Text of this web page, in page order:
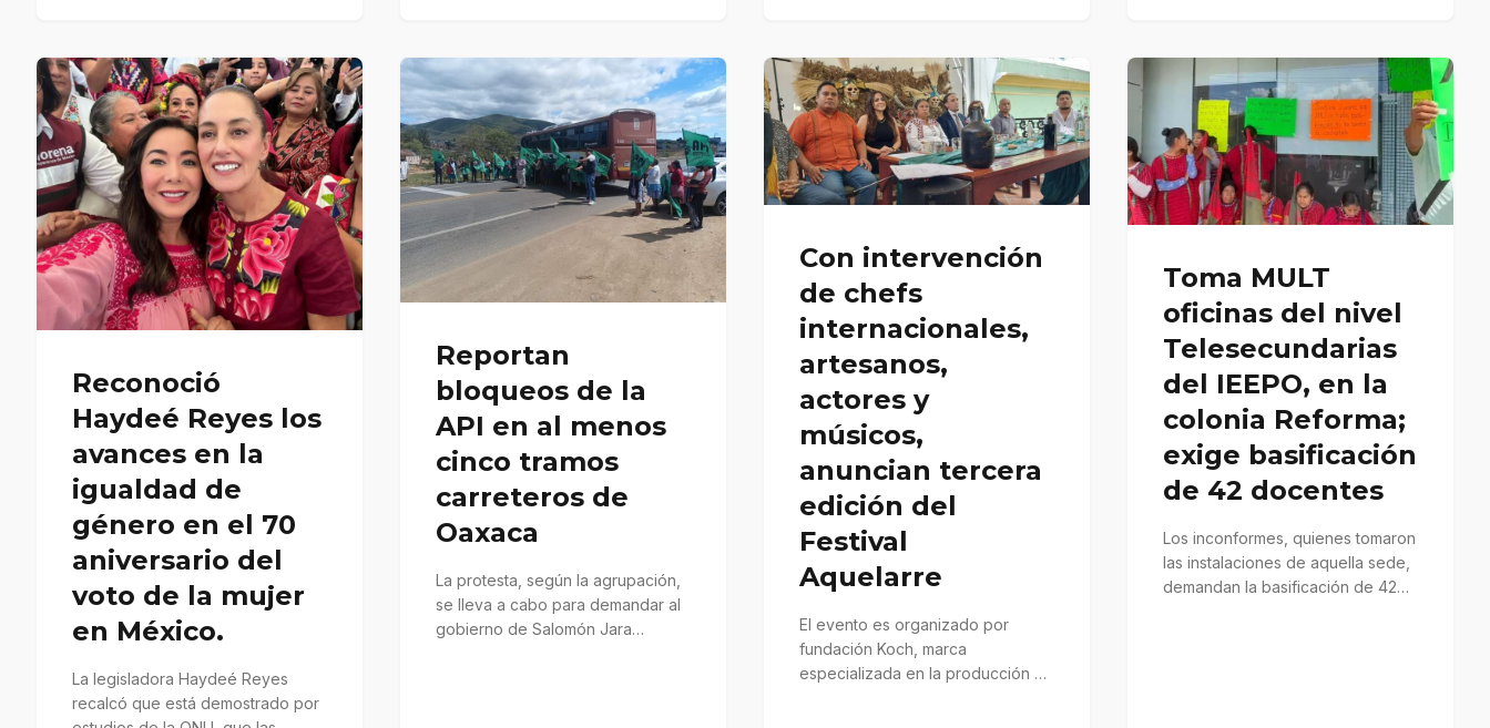
Reconoció
Haydeé Reyes los
avances en la
igualdad de
género en el 70
aniversario del
voto de la mujer
en México.
La legisladora Haydeé Reyes
recalcó que está demostrado por
Reportan
bloqueos de la
API en al menos
cinco tramos
carreteros de
Oaxaca
La protesta, según la agrupación,
se lleva a cabo para demandar al
gobierno de Salomón Jara
Con intervención
de chefs
internacionales,
artesanos,
actores y
músicos,
anuncian tercera
edición del
Festival
Aquelarre
El evento es organizado por
fundación Koch, marca
especializada en la producción de
Toma MULT
oficinas del nivel
Telesecundarias
del IEEPO, en la
colonia Reforma;
exige basificación
de 42 docentes
Los inconformes, quienes tomaron
las instalaciones de aquella sede,
demandan la basificación de 42